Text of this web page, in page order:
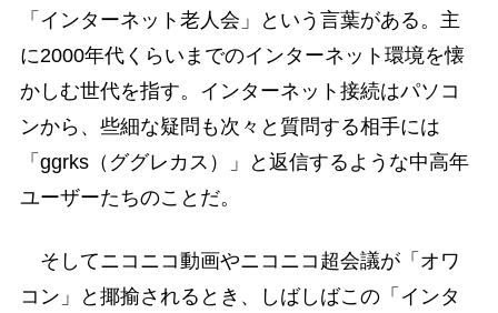
「インターネット老人会」という言葉がある。主
に2000年代くらいまでのインターネット環境を懐
かしむ世代を指す。インターネット接続はパソコ
ンから、些細な疑問も次々と質問する相手には
「ggrks（ググレカス）」と返信するような中高年
ユーザーたちのことだ。
そしてニコニコ動画やニコニコ超会議が「オワ
コン」と揶揄されるとき、しばしばこの「インタ